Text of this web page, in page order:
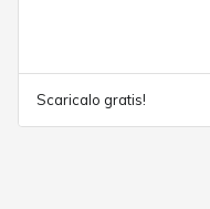
Scaricalo gratis!